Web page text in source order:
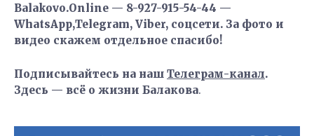
Balakovo.Online — 8-927-915-54-44 —
WhatsApp,Telegram, Viber, соцсети. За фото и
видео скажем отдельное спасибо!
Подписывайтесь на наш Телеграм-канал.
Здесь — всё о жизни Балакова.